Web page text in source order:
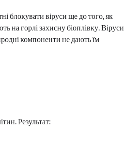
блокувати віруси ще до того, як
на горлі захисну біоплівку. Віруси
компоненти не дають їм
Результат: